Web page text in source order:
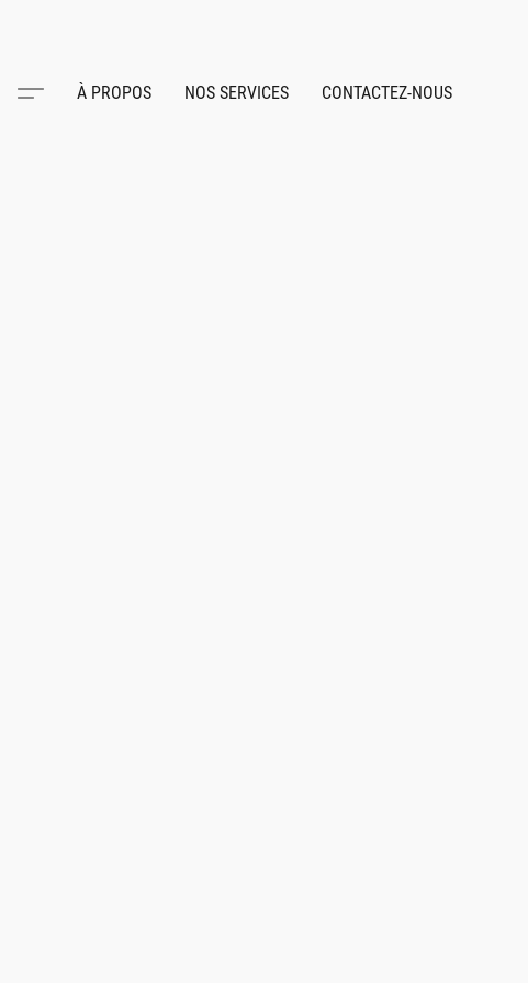
À PROPOS NOS SERVICES CONTACTEZ-NOUS